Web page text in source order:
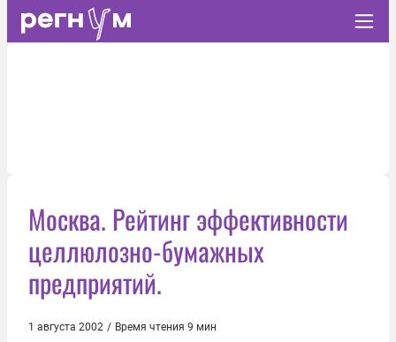
Москва. Рейтинг эффективности
целлюлозно-бумажных
предприятий.
1 августа 2002 / Время чтения 9 мин